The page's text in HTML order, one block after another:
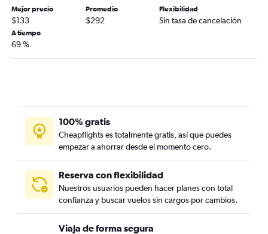
Mejor precio
$133
Promedio
$292
Flexibilidad
Sin tasa de cancelación
A tiempo
69 %
100% gratis
Cheapflights es totalmente gratis, así que puedes
empezar a ahorrar desde el momento cero.
Reserva con flexibilidad
Nuestros usuarios pueden hacer planes con total
confianza y buscar vuelos sin cargos por cambios.
Viaja de forma segura